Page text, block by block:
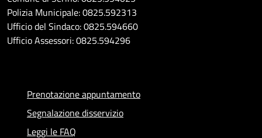
Polizia Municipale: 0825.592313
Ufficio del Sindaco: 0825.594660
Ufficio Assessori: 0825.594296
Prenotazione appuntamento
Segnalazione disservizio
Leggi le FAQ